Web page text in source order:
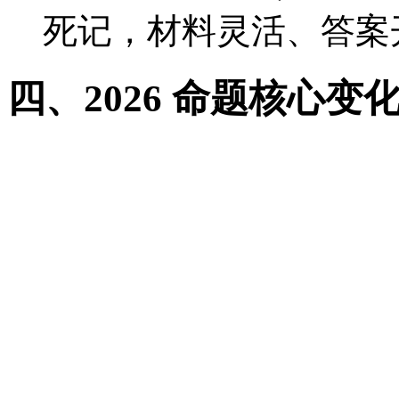
死记，材料灵活、答
四、2026 命题核心变